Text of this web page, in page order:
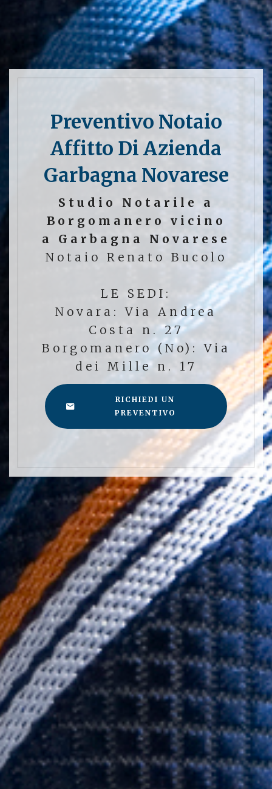
Preventivo Notaio
Affitto Di Azienda
Garbagna Novarese
Studio Notarile a
Borgomanero vicino
a Garbagna Novarese
Notaio Renato Bucolo
LE SEDI:
Novara: Via Andrea
Costa n. 27
Borgomanero (No): Via
dei Mille n. 17
RICHIEDI UN
PREVENTIVO